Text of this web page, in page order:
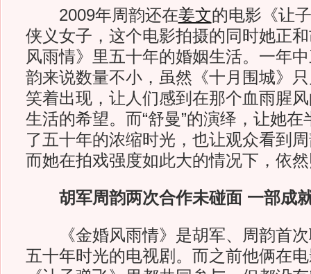
2009年周韵还在姜文的电影《让
侠义女子，这个电影拍摄的同时她正
风雨情》里五十年的婚姻生活。一年
韵来说数量不小，虽然《十月围城》
笑着出现，让人们感到在那个血雨腥
生活的希望。而“舒曼”的演绎，让她
了五十年的浓缩时光，也让观众看到
而她在拍戏强度如此大的情况下，依
胡军周韵两次合作未碰面 一部成
《金婚风雨情》是胡军、周韵首次
五十年时光的电视剧。而之前他俩在